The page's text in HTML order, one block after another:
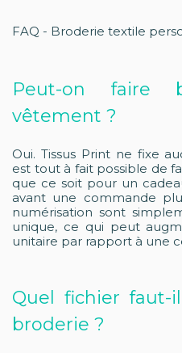
FAQ - Broderie textile
Peut-on faire
vêtement ?
Oui. Tissus Print ne fixe
est tout à fait possible de
que ce soit pour un
avant une commande
numérisation sont
unique, ce qui peut
unitaire par rapport à une
Quel fichier
broderie ?